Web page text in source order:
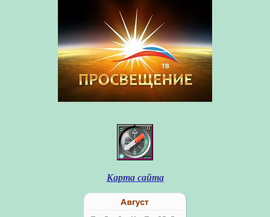
Карта сайта